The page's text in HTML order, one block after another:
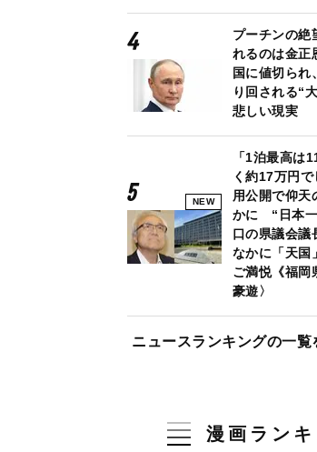
３
プーチンの絶
れるのは金
国に値切られ
り回される“
悲しい現実
NEW
「1泊最高は
く約17万円
用公開で仰天
かに “日本
口の県議会議
なかに「天国
ご満悦《福岡
豪遊〉
ニュースランキングの一覧
漫画ラン